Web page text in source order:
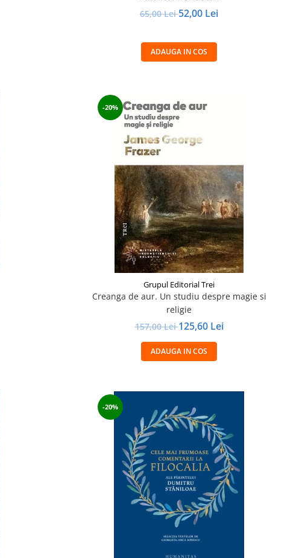
65,00 Lei52,00 Lei
ADAUGA IN COS
-20%
Grupul Editorial Trei
Creanga de aur. Un studiu despre magie si
religie
157,00 Lei125,60 Lei
ADAUGA IN COS
-20%